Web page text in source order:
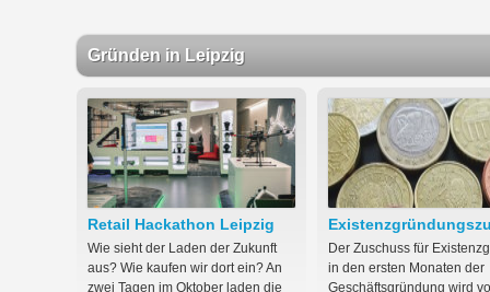
Gründen in Leipzig
Retail Hackathon Leipzig
Wie sieht der Laden der Zukunft
aus? Wie kaufen wir dort ein? An
zwei Tagen im Oktober laden die
Der Zuschuss für
in den ersten Monaten der
Geschäftsgründung wird